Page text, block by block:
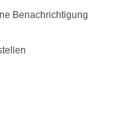
Benachrichtigung